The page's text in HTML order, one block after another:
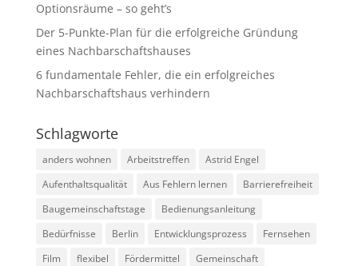
Optionsräume – so geht’s
Der 5-Punkte-Plan für die erfolgreiche Gründung
eines Nachbarschaftshauses
6 fundamentale Fehler, die ein erfolgreiches
Nachbarschaftshaus verhindern
Schlagworte
anders wohnen Arbeitstreffen
Astrid Engel
Aufenthaltsqualität
Aus Fehlern lernen
Barrierefreiheit
Baugemeinschaftstage
Bedienungsanleitung
Bedürfnisse
Berlin Entwicklungsprozess
Fernsehen
Film
flexibel Fördermittel
Gemeinschaft